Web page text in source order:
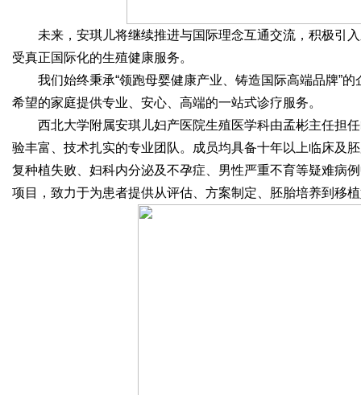
未来，安琪儿将继续推进与国际理念互通交流，积极引
受真正国际化的生殖健康服务。
我们始终秉承“领跑母婴健康产业、铸造国际高端品牌”
希望的家庭提供专业、安心、高端的一站式诊疗服务。
西北大学附属安琪儿妇产医院生殖医学科由孟彬主任担
验丰富、技术扎实的专业团队。成员均具备十年以上临床及
复种植失败、妇科内分泌及不孕症、男性严重不育等疑难病
项目，致力于为患者提供从评估、方案制定、胚胎培养到移